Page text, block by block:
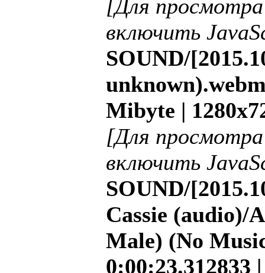
[Для
включить
SOUND/
Mibyte |
[Для
включить
SOUND/
Cassie (audio)/
Male) (No
0:00:23.312833